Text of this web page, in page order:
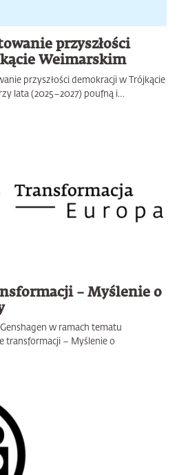
przyszłości
Weimarskim
przyszłości demokracji w Trójkącie
lata (2025–2027) poufną i…
– Myślenie o
w ramach tematu
transformacji – Myślenie o